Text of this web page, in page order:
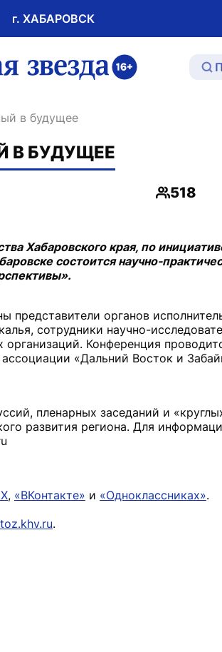
г. ХАБАРОВСК
на главную
в будущее
В БУДУЩЕЕ
Просмотры
518
Хабаровского края, по
состоится научно-
представители органов
сотрудники научно-
организаций. Конференция
«Дальний Восток и
пленарных заседаний и
развития региона. Для
, «ВКонтакте» и «Одноклассниках».
.